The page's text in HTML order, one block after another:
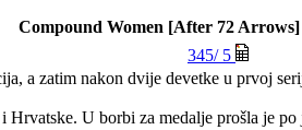
Compound Women [After 72
345/ 5
a zatim nakon dvije devetke u prvoj
U borbi za medalje prošla je po